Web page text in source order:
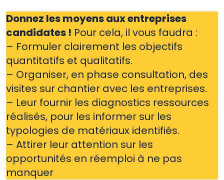
Donnez les moyens aux entreprises
candidates ! Pour cela, il vous faudra :
– Formuler clairement les objectifs
quantitatifs et qualitatifs.
– Organiser, en phase consultation, des
visites sur chantier avec les entreprises.
– Leur fournir les diagnostics ressources
réalisés, pour les informer sur les
typologies de matériaux identifiés.
– Attirer leur attention sur les
opportunités en réemploi à ne pas
manquer